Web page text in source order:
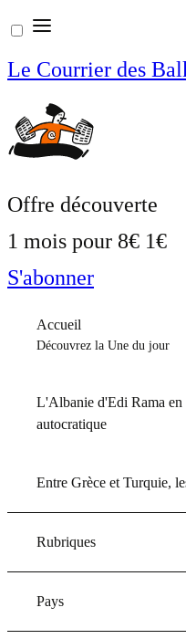
Aller
au
contenu
Le Courrier des
Offre découverte
1 mois pour 8€ 1€
S'abonner
Accueil
Découvrez la Une du jour
L'Albanie d'Edi Rama
autocratique
Entre Grèce et Turquie,
Rubriques
Pays